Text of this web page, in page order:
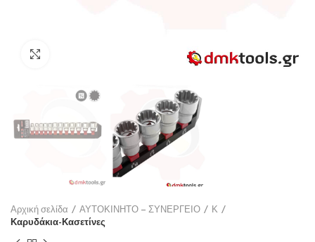
Αρχική σελίδα ΑΥΤΟΚΙΝΗΤΟ – ΣΥΝΕΡΓΕΙΟ
Κ
Καρυδάκια-Κασετίνες